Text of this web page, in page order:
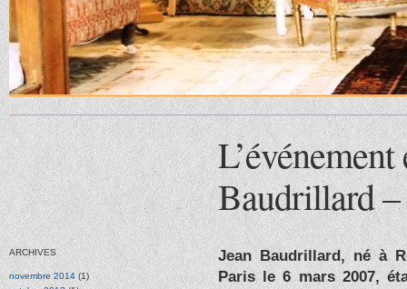
Baudrillard
ARCHIVES
novembre 2014 (1)
Jean Baudrillard, né à
Paris le 6 mars 2007,